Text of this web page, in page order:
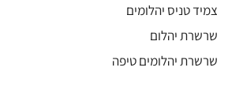
צמיד טניס יהלומים
שרשרת יהלום
שרשרת יהלומים טיפה